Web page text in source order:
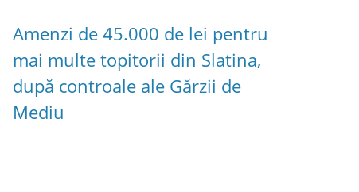
Amenzi de 45.000 de lei pentru
mai multe topitorii din Slatina,
după controale ale Gărzii de
Mediu